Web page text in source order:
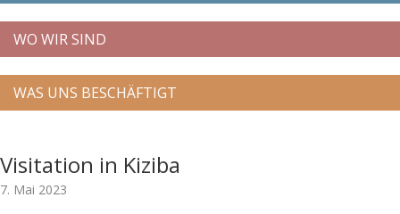
WO WIR SIND
WAS UNS BESCHÄFTIGT
Visitation in Kiziba
7. Mai 2023